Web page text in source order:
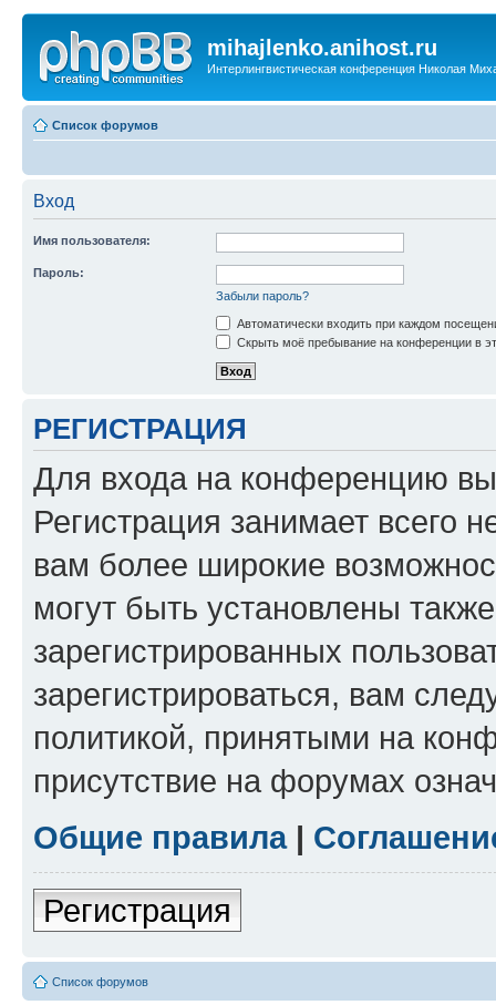
mihajlenko.anihost.ru
Интерлингвистическая конференция Николая
Список форумов
Вход
Имя пользователя:
Пароль:
Забыли пароль?
Автоматически входить при каждом
Скрыть моё пребывание на конференции в
РЕГИСТРАЦИЯ
Для входа на конференцию
Регистрация занимает всего
вам более широкие
могут быть установлены
зарегистрированных
зарегистрироваться, вам
политикой, принятыми на
присутствие на форумах
Общие правила|
Регистрация
Список форумов